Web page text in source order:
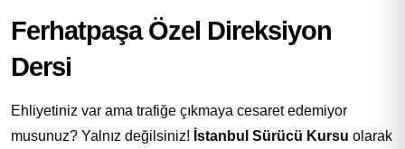
Ferhatpaşa Özel Direksiyon
Dersi
Ehliyetiniz var ama trafiğe çıkmaya cesaret edemiyor
musunuz? Yalnız değilsiniz! İstanbul Sürücü Kursu olarak